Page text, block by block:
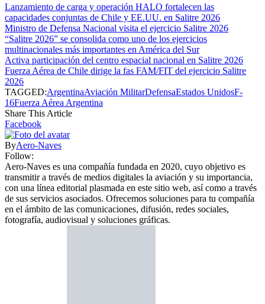
Lanzamiento de carga y operación HALO fortalecen las
capacidades conjuntas de Chile y EE.UU. en Salitre 2026
Ministro de Defensa Nacional visita el ejercicio Salitre 2026
“Salitre 2026” se consolida como uno de los ejercicios
multinacionales más importantes en América del Sur
Activa participación del centro espacial nacional en Salitre 2026
Fuerza Aérea de Chile dirige la fas FAM/FIT del ejercicio Salitre
2026
TAGGED:ArgentinaAviación MilitarDefensaEstados UnidosF-
16Fuerza Aérea Argentina
Share This Article
Facebook
ByAero-Naves
Follow:
Aero-Naves es una compañía fundada en 2020, cuyo objetivo es
transmitir a través de medios digitales la aviación y su importancia,
con una línea editorial plasmada en este sitio web, así como a través
de sus servicios asociados. Ofrecemos soluciones para tu compañía
en el ámbito de las comunicaciones, difusión, redes sociales,
fotografía, audiovisual y soluciones gráficas.